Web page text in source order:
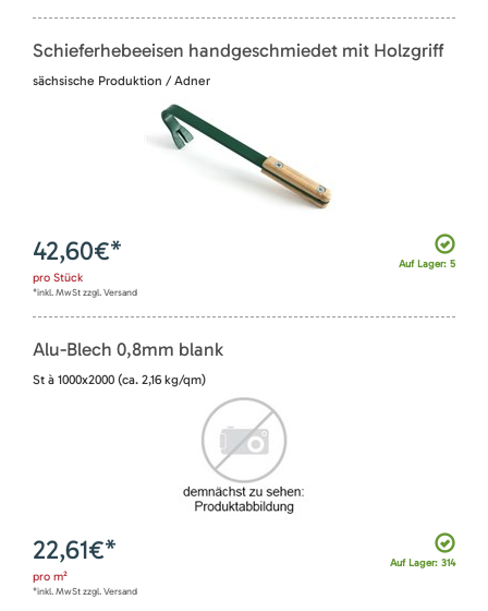
Schieferhebeeisen handgeschmiedet mit Holzgriff
sächsische Produktion / Adner
Auf Lager: 5
42,60€*
pro Stück
*inkl. MwSt zzgl. Versand
Alu-Blech 0,8mm blank
St à 1000x2000 (ca. 2,16 kg/qm)
Auf Lager: 314
22,61€*
pro m²
*inkl. MwSt zzgl. Versand